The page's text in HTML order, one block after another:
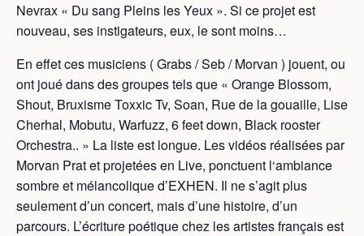
Nevrax « Du sang Pleins les Yeux ». Si ce projet est
nouveau, ses instigateurs, eux, le sont moins…
En effet ces musiciens ( Grabs / Seb / Morvan ) jouent, ou
ont joué dans des groupes tels que « Orange Blossom,
Shout, Bruxisme Toxxic Tv, Soan, Rue de la gouaille, Lise
Cherhal, Mobutu, Warfuzz, 6 feet down, Black rooster
Orchestra.. » La liste est longue. Les vidéos réalisées par
Morvan Prat et projetées en Live, ponctuent l‘ambiance
sombre et mélancolique d’EXHEN. Il ne s’agit plus
seulement d’un concert, mais d’une histoire, d’un
parcours. L’écriture poétique chez les artistes français est